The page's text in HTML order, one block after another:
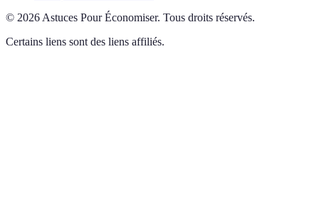
© 2026 Astuces Pour Économiser. Tous droits réservés.
Certains liens sont des liens affiliés.